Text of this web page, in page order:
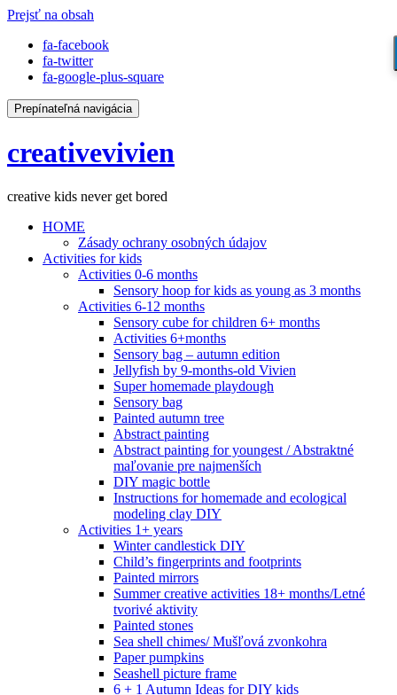
Prejsť na obsah
fa-facebook
fa-twitter
fa-google-plus-square
Prepínateľná navigácia
creativevivien
creative kids never get bored
HOME
Zásady ochrany osobných údajov
Activities for kids
Activities 0-6 months
Sensory hoop for kids as young as 3 months
Activities 6-12 months
Sensory cube for children 6+ months
Activities 6+months
Sensory bag – autumn edition
Jellyfish by 9-months-old Vivien
Super homemade playdough
Sensory bag
Painted autumn tree
Abstract painting
Abstract painting for youngest / Abstraktné
maľovanie pre najmenších
DIY magic bottle
Instructions for homemade and ecological
modeling clay DIY
Activities 1+ years
Winter candlestick DIY
Child’s fingerprints and footprints
Painted mirrors
Summer creative activities 18+ months/Letné
tvorivé aktivity
Painted stones
Sea shell chimes/ Mušľová zvonkohra
Paper pumpkins
Seashell picture frame
6 + 1 Autumn Ideas for DIY kids